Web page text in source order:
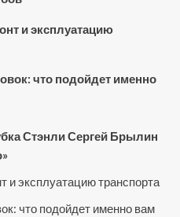
и эксплуатацию
что подойдет именно
Стэнли Сергей Брылин
и эксплуатацию транспорта
что подойдет именно вам